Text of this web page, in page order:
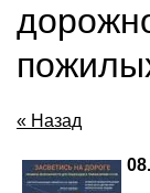
« Назад